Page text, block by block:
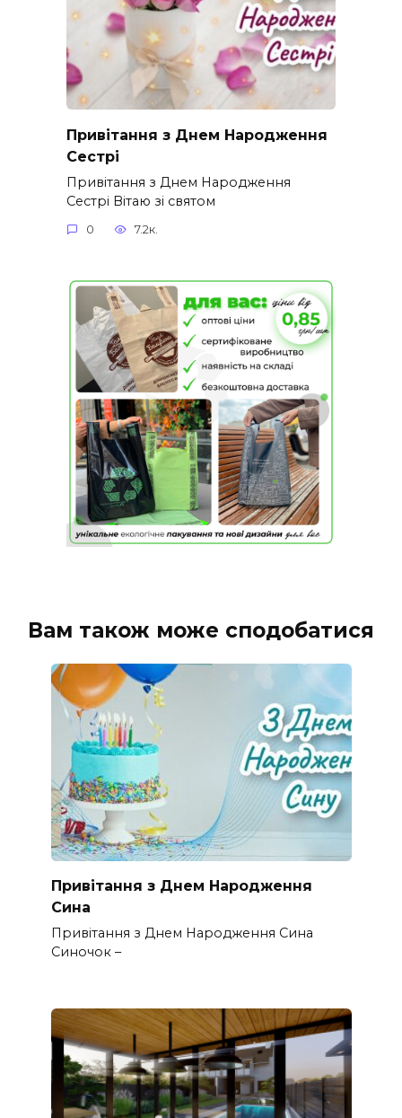
Привітання з Днем Народження
Сестрі
Привітання з Днем Народження
Сестрі Вітаю зі святом
0 7.2к.
Вам також може сподобатися
Привітання з Днем Народження
Сина
Привітання з Днем Народження Сина
Синочок –